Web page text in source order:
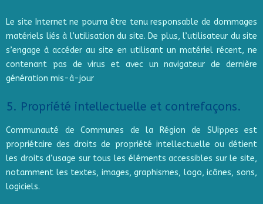
Le site Internet ne pourra être tenu responsable de dommages
matériels liés à l’utilisation du site. De plus, l’utilisateur du site
s’engage à accéder au site en utilisant un matériel récent, ne
contenant pas de virus et avec un navigateur de dernière
génération mis-à-jour
5. Propriété intellectuelle et contrefaçons.
Communauté de Communes de la Région de SUippes est
propriétaire des droits de propriété intellectuelle ou détient
les droits d’usage sur tous les éléments accessibles sur le site,
notamment les textes, images, graphismes, logo, icônes, sons,
logiciels.